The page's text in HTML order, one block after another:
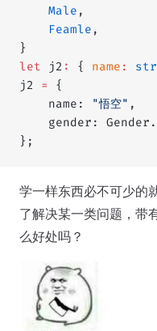
	Male
,
	Feamle
,
}
let j2 : { name :
j2 =
{
	name:
"悟空" ,
gender:
};
学一样东西必不可少的
了解决某一类问题，带
么好处吗？